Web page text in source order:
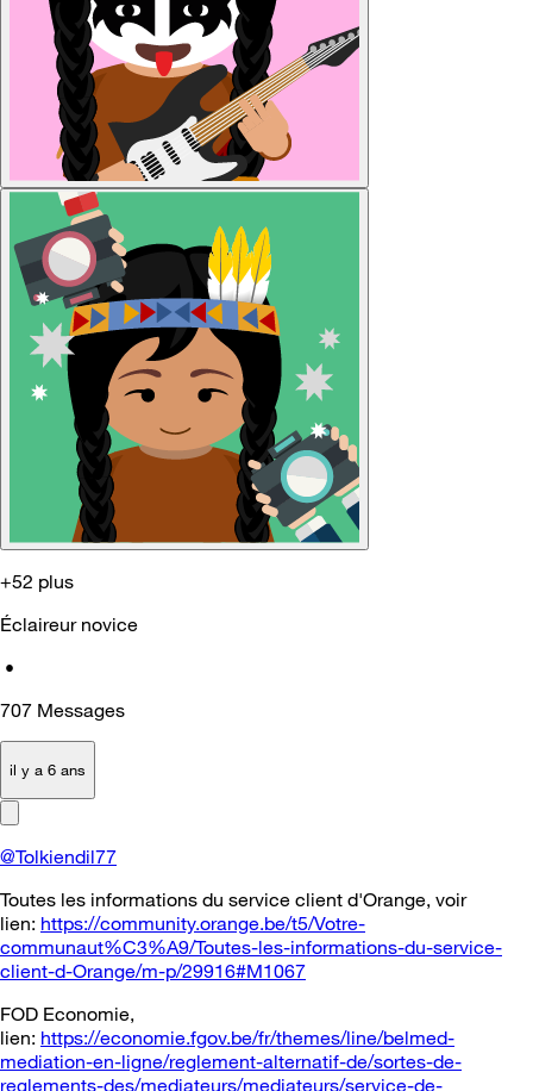
+52 plus
Éclaireur novice
•
707 Messages
il y a 6 ans
@Tolkiendil77
Toutes les informations du service client d'Orange, voir
lien: https://community.orange.be/t5/Votre-
communaut%C3%A9/Toutes-les-informations-du-service-
client-d-Orange/m-p/29916#M1067
FOD Economie,
lien: https://economie.fgov.be/fr/themes/line/belmed-
mediation-en-ligne/reglement-alternatif-de/sortes-de-
reglements-des/mediateurs/mediateurs/service-de-